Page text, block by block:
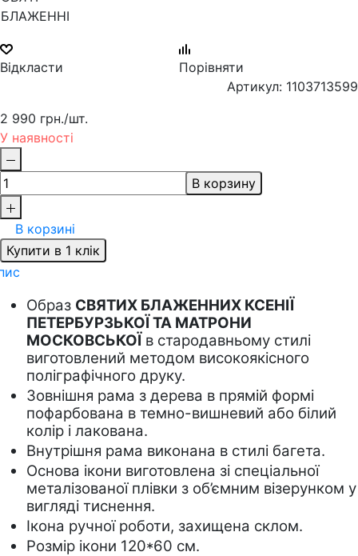
Відкласти
Порівняти
Артикул: 1103713599
2 990 грн./шт.
У наявності
В корзину
В корзині
Купити в 1 клік
Образ СВЯТИХ БЛАЖЕННИХ КСЕНІЇ
ПЕТЕРБУРЗЬКОЇ ТА МАТРОНИ
МОСКОВСЬКОЇ в стародавньому стилі
виготовлений методом високоякісного
поліграфічного друку.
Зовнішня рама з дерева в прямій формі
пофарбована в темно-вишневий або білий
колір і лакована.
Внутрішня рама виконана в стилі багета.
Основа ікони виготовлена зі спеціальної
металізованої плівки з об’ємним візерунком у
вигляді тиснення.
Ікона ручної роботи, захищена склом.
Розмір ікони 120*60 см.